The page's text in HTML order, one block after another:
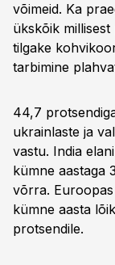
võimeid. Ka
ükskõik
tilgake
tarbimine
44,7
ukrainlaste ja
vastu. India
kümne aastaga
võrra.
kümne aasta
protsendile.